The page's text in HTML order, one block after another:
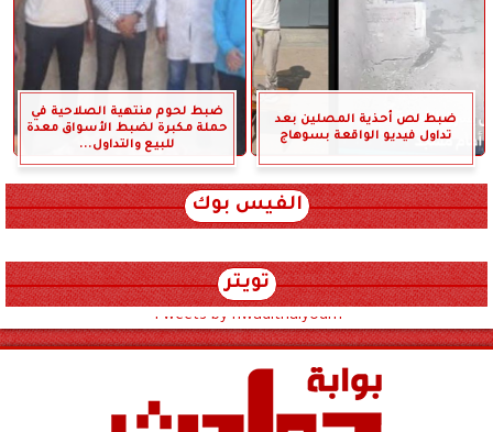
ضبط لص أحذية المصلين بعد
تداول فيديو الواقعة بسوهاج
ضبط لحوم منتهية الصلاحية في
حملة مكبرة لضبط الأسواق معدة
للبيع والتداول...
الفيس بوك
تويتر
Tweets by hwadithalyoum